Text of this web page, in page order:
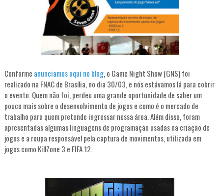
Conforme anunciamos aqui no blog, o Game Night Show (GNS) foi
realizado na FNAC de Brasília, no dia 30/03, e nós estávamos lá para cobrir
o evento. Quem não foi, perdeu uma grande oportunidade de saber um
pouco mais sobre o desenvolvimento de jogos e como é o mercado de
trabalho para quem pretende ingressar nessa área. Além disso, foram
apresentadas algumas linguagens de programação usadas na criação de
jogos e a roupa responsável pela captura de movimentos, utilizada em
jogos como KillZone 3 e FIFA 12.